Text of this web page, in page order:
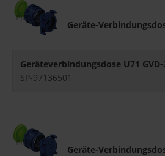
Geräte-
Geräteverbindungsdose U71 GVD-
SP-97136501
Geräte-